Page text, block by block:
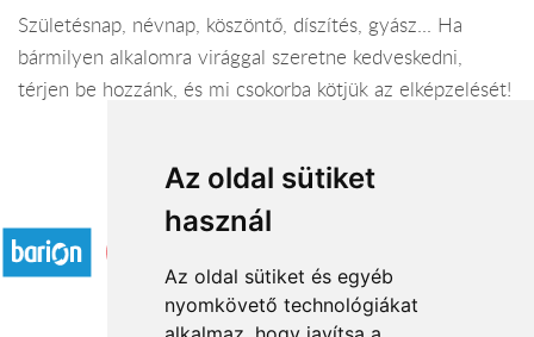
Az oldal sütiket
használ
Az oldal sütiket és egyéb
nyomkövető technológiákat
Születésnap, névnap, köszöntő, díszítés, gyász... Ha
bármilyen alkalomra virággal szeretne kedveskedni,
térjen be hozzánk, és mi csokorba kötjük az elképzelését!
Elfogadott fizetési módok